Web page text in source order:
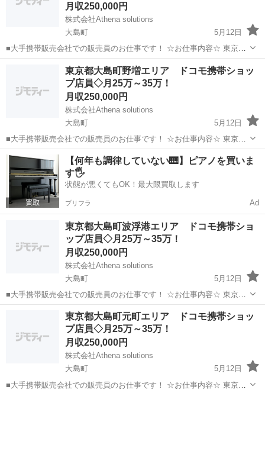
月収250,000円
株式会社Athena solutions
大島町
5月12日
■大手携帯販売会社での販売員のお仕事です！ ☆お仕事内容☆ 東京都
大島町差木地を中心にドコモ携帯ショップでお客様への販売や携帯の
操作説明など行っていただきます。 こんな方を大大大募集していま
す！ 【新しいこと...
その他
東京都大島町野増エリア ドコモ携帯ショッ
プ店員◇月25万～35万！
月収250,000円
株式会社Athena solutions
大島町
5月12日
■大手携帯販売会社での販売員のお仕事です！ ☆お仕事内容☆ 東京都
大島町野増を中心にドコモ携帯ショップでお客様への販売や携帯の操
作説明など行っていただきます。 こんな方を大大大募集しています！
【新しいことに...
東京 大島町 ルートセールス
【何年も調律していない🎹】ピアノを買いま
す🖐️
状態が悪くてもOK！最大限買取します
プリフラ Ad
東京都大島町波浮港エリア ドコモ携帯ショ
ップ店員◇月25万～35万！
月収250,000円
株式会社Athena solutions
大島町
5月12日
■大手携帯販売会社での販売員のお仕事です！ ☆お仕事内容☆ 東京都
大島町波浮港を中心にドコモ携帯ショップでお客様への販売や携帯の
操作説明など行っていただきます。 こんな方を大大大募集していま
す！ 【新しいこと...
代理店営業
東京都大島町元町エリア ドコモ携帯ショッ
プ店員◇月25万～35万！
月収250,000円
株式会社Athena solutions
大島町
5月12日
■大手携帯販売会社での販売員のお仕事です！ ☆お仕事内容☆ 東京都